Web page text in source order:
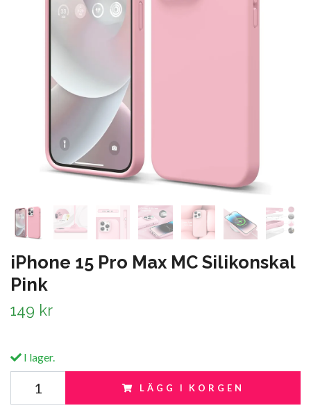
iPhone 15 Pro Max MC Silikonskal
Pink
149 kr
I lager.
LÄGG I KORGEN